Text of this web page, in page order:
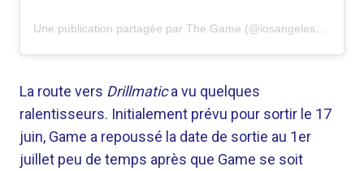
La route vers Drillmatica vu quelques
ralentisseurs. Initialement prévu pour sortir le 17
juin, Game a repoussé la date de sortie au 1er
juillet peu de temps après que Game se soit